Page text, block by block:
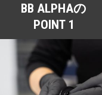
BB ALPHAの
POINT 1